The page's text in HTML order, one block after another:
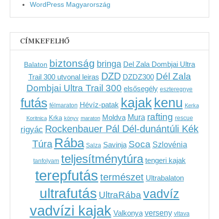
WordPress Magyarország
CÍMKEFELHŐ
Balaton biztonság bringa Del Zala Dombjai Ultra
Trail 300 utvonal leiras DZD DZDZ300 Dél Zala
Dombjai Ultra Trail 300 elsősegély eszteregnye
futás félmaraton Hévíz-patak kajak kenu Kerka
Koritnica Krka könyv maraton Moldva Mura rafting rescue
rigyác Rockenbauer Pál Dél-dunántúli Kék
Túra Rába Salza Savinja Soca Szlovénia
tanfolyam teljesítménytúra tengeri kajak
terepfutás természet Ultrabalaton
ultrafutás UltraRába vadvíz
vadvízi kajak Valkonya verseny vltava